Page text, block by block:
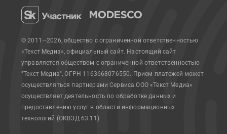
© 2011—2026, общество с ограниченной ответственностью
«Текст Медиа», официальный сайт. Настоящий сайт
управляется обществом с ограниченной ответственностью
"Текст Медиа", ОГРН 1163668076550. Прием платежей может
осуществляться партнерами Сервиса.ООО «Текст Медиа»
осуществляет деятельность по обработке данных и
предоставлению услуг в области информационных
технологий (ОКВЭД 63.11)